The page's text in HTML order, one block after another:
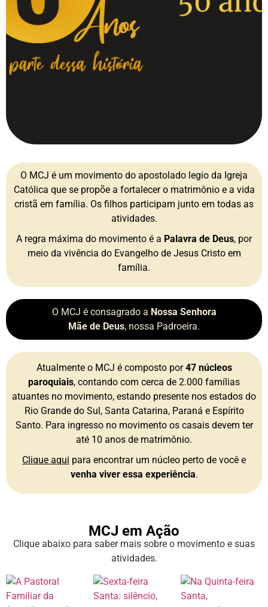
O MCJ é um movimento do apostolado legio da Igreja
Católica que se propõe a fortalecer o matrimônio e a vida
cristã em família. Os filhos participam junto em todas as
atividades.
A regra máxima do movimento é a Palavra de Deus, por
meio da vivência do Evangelho de Jesus Cristo em
família.
O MCJ é consagrado a Nossa Senhora
Mãe de Deus, nossa Padroeira.
Atualmente o MCJ é composto por47 núcleos
paroquiais, contando com cerca de 2.000 famílias
atuantes no movimento, estando presente nos estados do
Rio Grande do Sul, Santa Catarina, Paraná e Espírito
Santo. Para ingresso no movimento os casais devem ter
até 10 anos de matrimônio.
Clique aqui para encontrar um núcleo perto de você e
venha viver essa experiência.
MCJ em Ação
Clique abaixo para saber mais sobre o movimento e suas
atividades.